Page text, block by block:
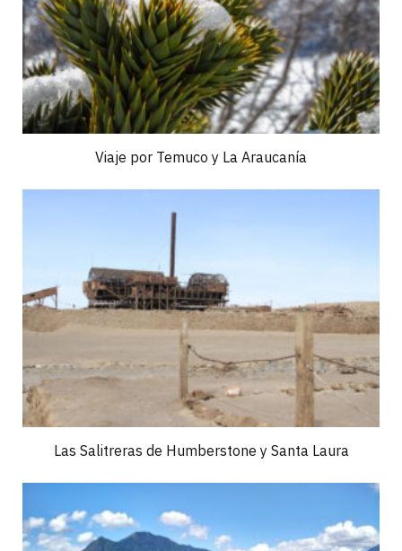
Viaje por Temuco y La Araucanía
Las Salitreras de Humberstone y Santa Laura